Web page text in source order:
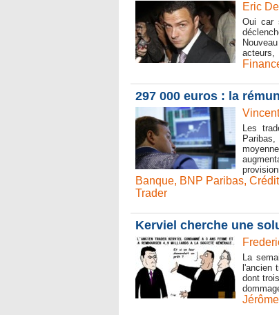
Eric
Oui car
acteurs,
297 000 euros : la
Les
Banque, BNP Paribas,
Trader
Kerviel cherche une
La
l'ancien
dont